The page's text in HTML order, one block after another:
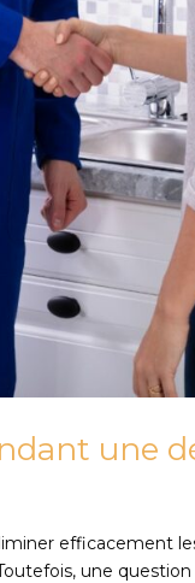
une
efficacement
une